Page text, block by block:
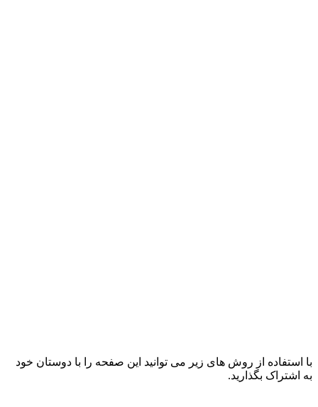
با استفاده از روش های زیر می توانید این صفحه را با دوستان خود
به اشتراک بگذارید.